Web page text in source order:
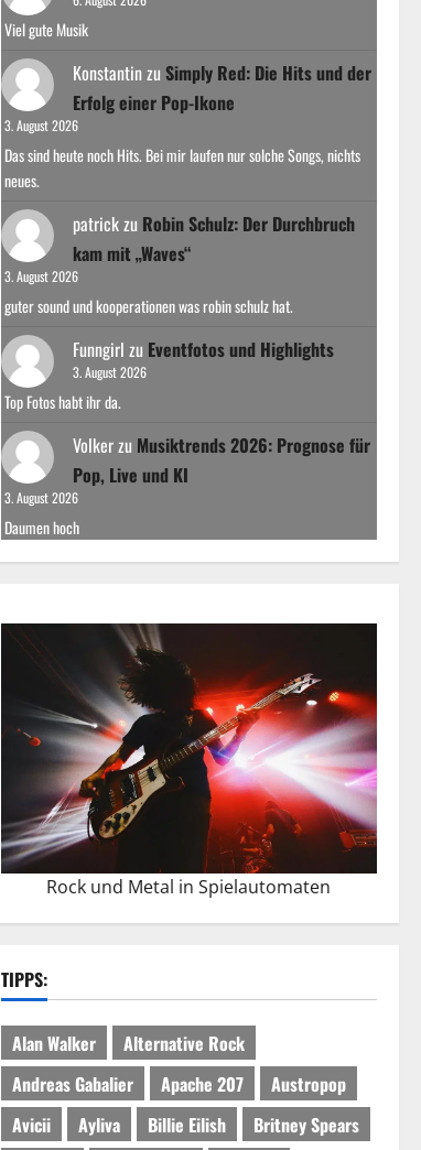
Viel gute Musik
Konstantinzu Simply Red: Die Hits und der
Erfolg einer Pop-Ikone
3. August 2026
Das sind heute noch Hits. Bei mir laufen nur solche Songs, nichts
neues.
patrickzu Robin Schulz: Der Durchbruch
kam mit „Waves“
3. August 2026
guter sound und kooperationen was robin schulz hat.
Funngirl zu Eventfotos und Highlights
3. August 2026
Top Fotos habt ihr da.
Volkerzu Musiktrends 2026: Prognose für
Pop, Live und KI
3. August 2026
Daumen hoch
Rock und Metal in Spielautomaten
TIPPS:
Alan Walker
Alternative Rock
Andreas Gabalier
Apache 207
Austropop
Avicii
Ayliva Billie Eilish
Britney Spears